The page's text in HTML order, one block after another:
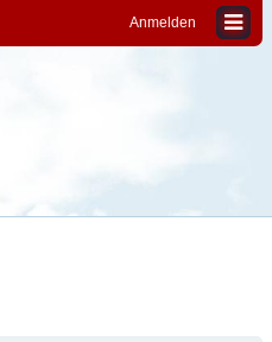
Anmelden